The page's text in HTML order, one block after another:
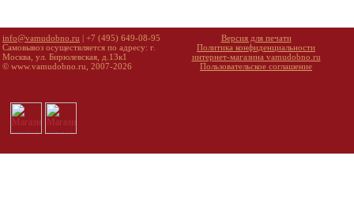
info@vamudobno.ru | +7 (495) 649-08-95
Самовывоз осуществляется по адресу: г.
Москва, ул. Бирюлевская, д.13к1
© www.vamudobno.ru, 2007-2026
Версия для печати
Политика конфиденциальности
интернет-магазина vamudobno.ru
Пользовательское соглашение